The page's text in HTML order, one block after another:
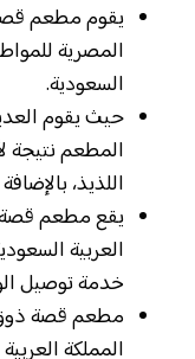
يقوم مطعم
المصرية
السعودية.
حيث يقوم
المطعم نتيجة
اللذيذ،
يقع مطعم قصة
العربية
خدمة توصيل
مطعم قصة ذوق
المملكة